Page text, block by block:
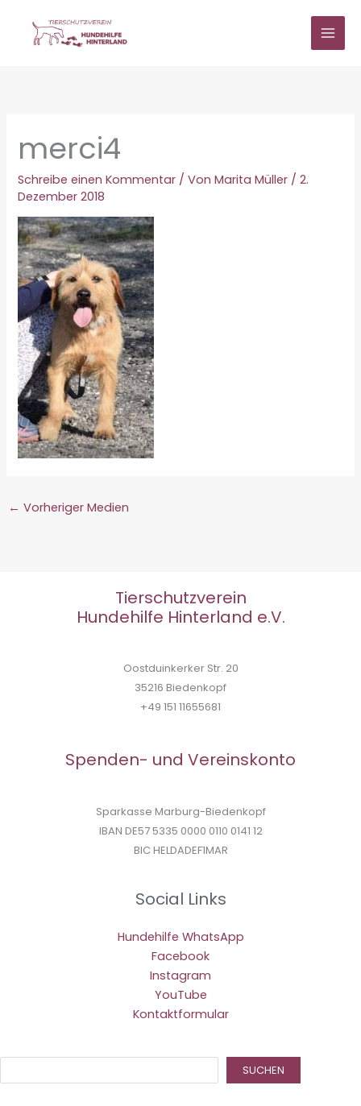
springen
merci4
Schreibe einen Kommentar / VonMarita Müller /2.
Dezember 2018
← Vorheriger Medien
Tierschutzverein
Hundehilfe Hinterland e.V.
Oostduinkerker Str. 20
35216 Biedenkopf
+49 151 11655681
Spenden- und Vereinskonto
Sparkasse Marburg-Biedenkopf
IBAN DE57 5335 0000 0110 0141 12
BIC HELDADEF1MAR
Social Links
Hundehilfe WhatsApp
Facebook
Instagram
YouTube
Kontaktformular
SUCHEN